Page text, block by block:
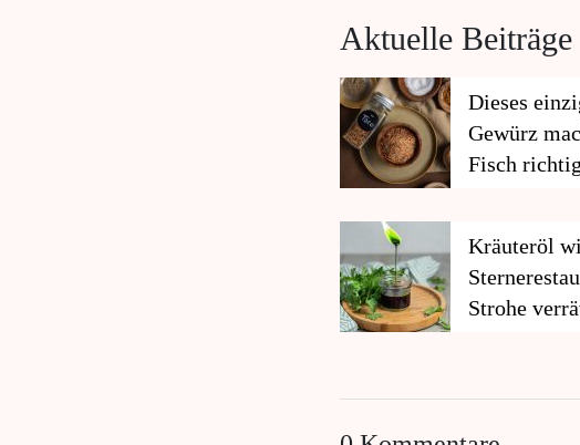
Aktuelle Beiträge
Dieses
Gewürz
Fisch
Kräuteröl
Strohe